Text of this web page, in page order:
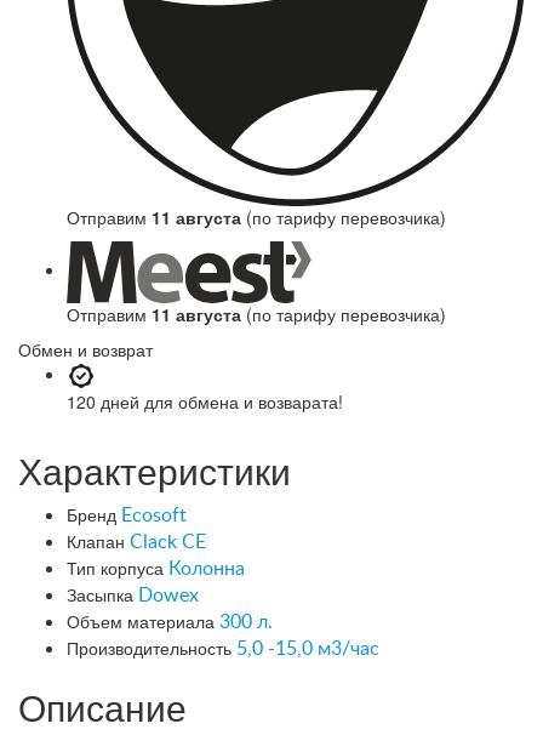
Отправим 11 августа (по тарифу перевозчика)
Отправим 11 августа (по тарифу перевозчика)
Обмен и возврат
120 дней для обмена и возварата!
Характеристики
Бренд Ecosoft
Клапан Clack CE
Тип корпуса Колонна
Засыпка Dowex
Объем материала 300 л.
Производительность 5,0 -15,0 м3/час
Описание